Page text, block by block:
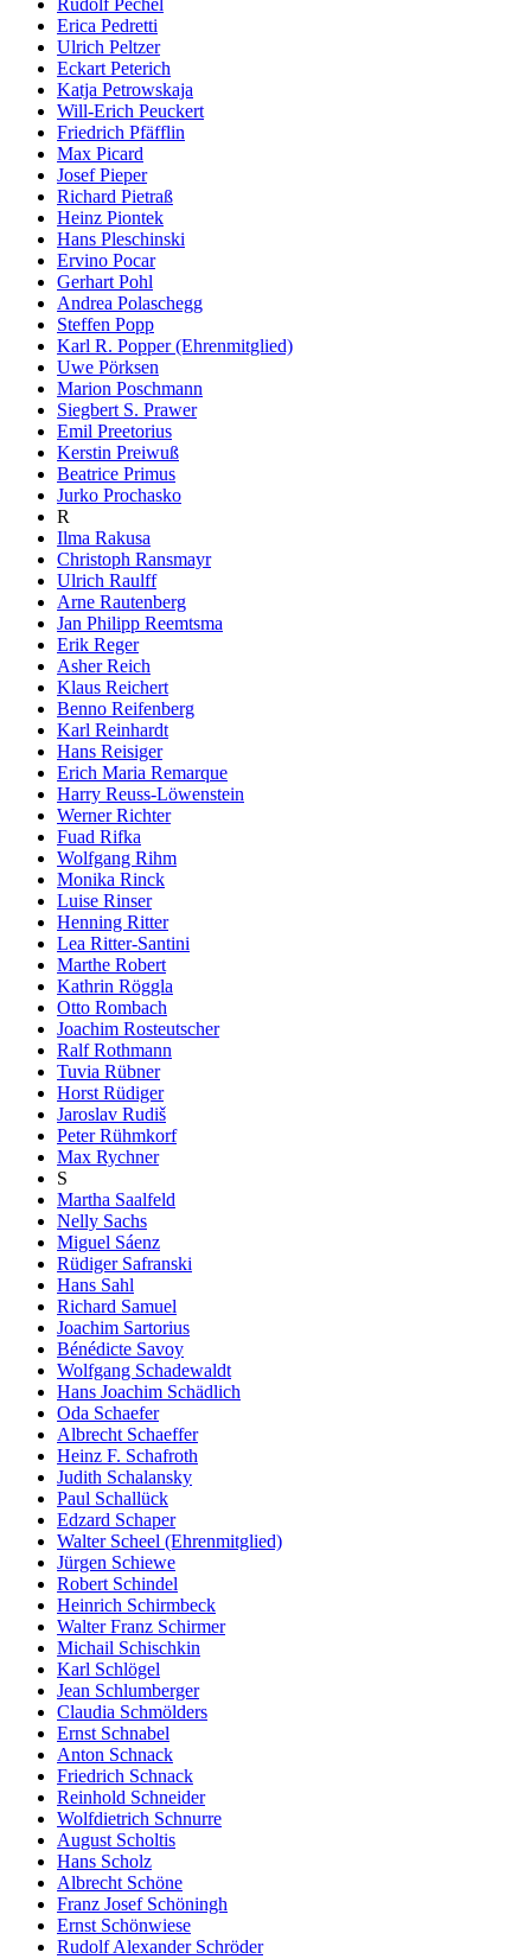
Erica Pedretti
Ulrich Peltzer
Eckart Peterich
Katja Petrowskaja
Will-Erich Peuckert
Friedrich Pfäfflin
Max Picard
Josef Pieper
Richard Pietraß
Heinz Piontek
Hans Pleschinski
Ervino Pocar
Gerhart Pohl
Andrea Polaschegg
Steffen Popp
Karl R. Popper (Ehrenmitglied)
Uwe Pörksen
Marion Poschmann
Siegbert S. Prawer
Emil Preetorius
Kerstin Preiwuß
Beatrice Primus
Jurko Prochasko
R
Ilma Rakusa
Christoph Ransmayr
Ulrich Raulff
Arne Rautenberg
Jan Philipp Reemtsma
Erik Reger
Asher Reich
Klaus Reichert
Benno Reifenberg
Karl Reinhardt
Hans Reisiger
Erich Maria Remarque
Harry Reuss-Löwenstein
Werner Richter
Fuad Rifka
Wolfgang Rihm
Monika Rinck
Luise Rinser
Henning Ritter
Lea Ritter-Santini
Marthe Robert
Kathrin Röggla
Otto Rombach
Joachim Rosteutscher
Ralf Rothmann
Tuvia Rübner
Horst Rüdiger
Jaroslav Rudiš
Peter Rühmkorf
Max Rychner
S
Martha Saalfeld
Nelly Sachs
Miguel Sáenz
Rüdiger Safranski
Hans Sahl
Richard Samuel
Joachim Sartorius
Bénédicte Savoy
Wolfgang Schadewaldt
Hans Joachim Schädlich
Oda Schaefer
Albrecht Schaeffer
Heinz F. Schafroth
Judith Schalansky
Paul Schallück
Edzard Schaper
Walter Scheel (Ehrenmitglied)
Jürgen Schiewe
Robert Schindel
Heinrich Schirmbeck
Walter Franz Schirmer
Michail Schischkin
Karl Schlögel
Jean Schlumberger
Claudia Schmölders
Ernst Schnabel
Anton Schnack
Friedrich Schnack
Reinhold Schneider
Wolfdietrich Schnurre
August Scholtis
Hans Scholz
Albrecht Schöne
Franz Josef Schöningh
Ernst Schönwiese
Rudolf Alexander Schröder